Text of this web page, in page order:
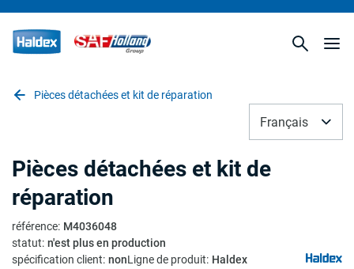
Pièces détachées et kit de réparation
Français
Pièces détachées et kit de
réparation
référence: M4036048
statut: n'est plus en production
spécification client: nonLigne de produit: Haldex